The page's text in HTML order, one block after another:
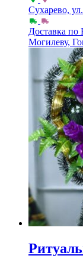
Сухарево,
Доставка по
Могилеву,